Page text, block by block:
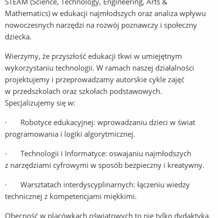
Mathematics) w edukacji najmłodszych oraz analiza wpływu
nowoczesnych narzędzi na rozwój poznawczy i społeczny
dziecka.
Wierzymy, że przyszłość edukacji tkwi w umiejętnym
wykorzystaniu technologii. W ramach naszej działalności
projektujemy i przeprowadzamy autorskie cykle zajęć
w przedszkolach oraz szkołach podstawowych.
Specjalizujemy się w:
· Robotyce edukacyjnej: wprowadzaniu dzieci w świat
programowania i logiki algorytmicznej.
· Technologii i Informatyce: oswajaniu najmłodszych
z narzędziami cyfrowymi w sposób bezpieczny i kreatywny.
· Warsztatach interdyscyplinarnych: łączeniu wiedzy
technicznej z kompetencjami miękkimi.
Obecność w placówkach oświatowych to nie tylko dydaktyka,